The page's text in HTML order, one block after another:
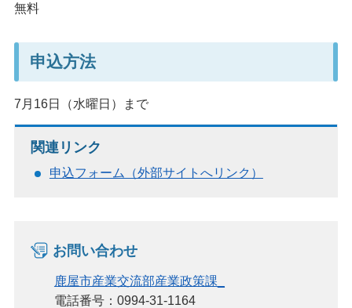
無料
申込方法
7月16日（水曜日）まで
関連リンク
申込フォーム（外部サイトへリンク）
お問い合わせ
鹿屋市産業交流部産業政策課_
電話番号：0994-31-1164